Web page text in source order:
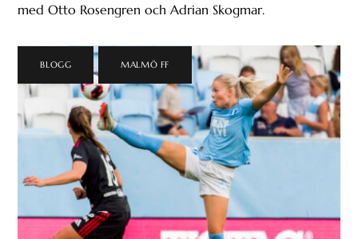
med Otto Rosengren och Adrian Skogmar.
BLOGG MALMÖ FF